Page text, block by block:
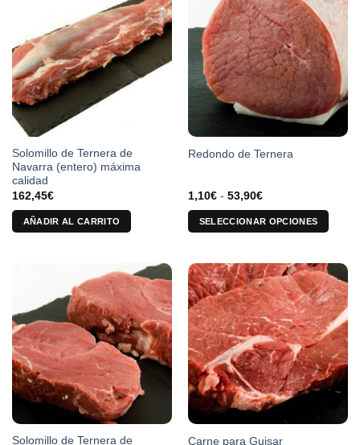
Solomillo de Ternera de
Navarra (entero) máxima
calidad
162,45€
AÑADIR AL CARRITO
Redondo de Ternera
1,10€ - 53,90€Rango
precios:
desde
SELECCIONAR OPCIONES
tiene
múltiples
variantes.
Las
opciones
se
pueden
elegir
en
la
Solomillo de Ternera de
Carne para Guisar